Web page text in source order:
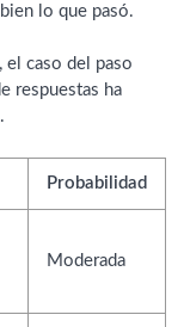
lo que pasó.
el caso del paso
respuestas ha
Probabilidad
Moderada